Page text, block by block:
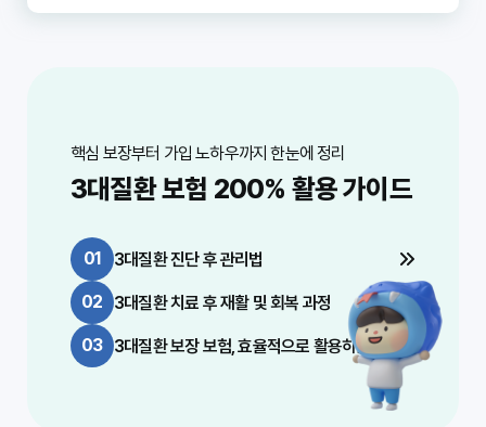
처방된 약물은 용법에 따라 꾸준히 복용하고, 부
5. 영양 관리
질병 치료 중에는 체력 소모가 크고 면역력이 약
해지기 쉽습니다. 전문 영양사와 상담하여 개인별
이나 소화 불량 등이 있다면 의료진에게 알리고
적절한 대처를 해야 합니다.
치료가 끝난 후 사회로 복귀하거나 일상생활에 적
응하기 위한 재활 치료(물리 치료, 작업 치료, 언
어 치료 등)가 필요할 수 있습니다. 미리 계획을
세우고 적극적으로 참여하여 신체 기능을 회복하
건강한 상태를 더 오래 유지하여 삶의 질을 높일
수 있습니다. 특히 뇌혈관질환의 경우 조기 진단
및 치료가 치명적인 후유증을 예방하는 데 결정적
4. 정기적인 건강 검진의 습관화
국가에서 제공하는 건강 검진 프로그램을 적극 활
용하고, 가족력이 있거나 특정 위험 요인을 가지
고 있다면 전문의와 상담하여 맞춤형 추가 검진을
받는 것이 현명합니다. 정기적인 검진은 나의 건
강 상태를 파악하고, 질병의 조기 징후를 발견하
니다. 금연은 이 모든 질환의 발생 위험을 급격히
낮출 수 있는 가장 중요한 예방책입니다. 과도한
음주 또한 혈압을 높이고 간 손상을 유발하여 3대
비만은 고혈압, 당뇨, 고지혈증 등의 만성질환을
유발하여 3대질환의 위험을 높입니다. 규칙적인
운동과 건강한 식단을 통해 적정 체중을 유지하는
료, 약물 치료 등 고가의 의료 서비스가 포함될 수
2. 소득 상실의 위험
질병 치료 및 회복 기간 동안 경제 활동이 어려워
지면서 소득이 중단될 수 있습니다. 특히 가정의
각한 타격을 줄 수 있습니다. 소득 상실은 치료비
와 별개로 생활 자금 마련에 대한 부담으로 작용
합니다.
3. 간병비 및 생활비 증가
입원 및 재활 치료 시 간병인이 필요한 경우가 많
으며, 이는 또 다른 비용 지출로 이어집니다. 또한,
핵심 보장부터 가입 노하우까지 한눈에 정리
3대질환 보험 200% 활용 가이드
01 3대질환 진단 후 관리법
02 3대질환 치료 후 재활 및 회복 과정
03 3대질환 보장 보험, 효율적으로 활용하는 법